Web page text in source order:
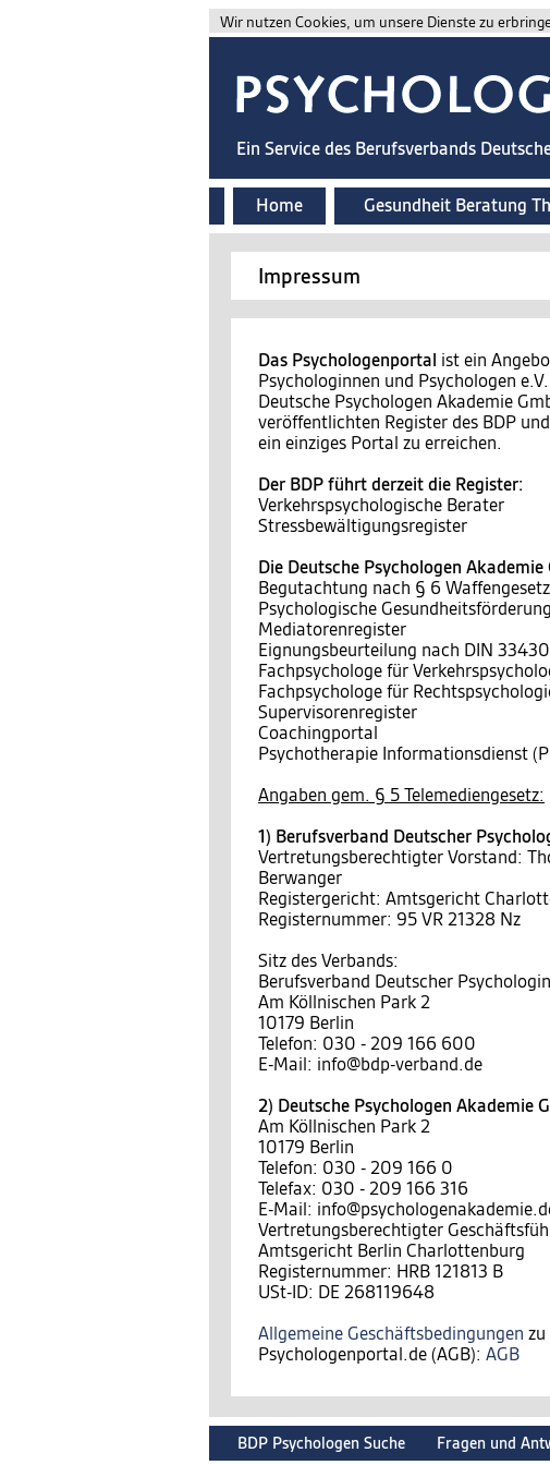
Wir nutzen Cookies, um unsere Dienste zu
Ein Service des Berufsverbands
Home Gesundheit Beratung
Impressum
Das Psychologenportal ist ein
Psychologinnen und Psychologen
Deutsche Psychologen Akademie
veröffentlichten Register des BDP
ein einziges Portal zu erreichen.
Der BDP führt derzeit die Register:
Verkehrspsychologische Berater
Stressbewältigungsregister
Die Deutsche Psychologen
Begutachtung nach § 6 Waffengesetz
Psychologische Gesundheitsförderung
Mediatorenregister
Eignungsbeurteilung nach DIN 33430
Fachpsychologe für
Fachpsychologe für
Supervisorenregister
Coachingportal
Psychotherapie Informationsdienst
Angaben gem. § 5 Telemediengesetz:
1) Berufsverband Deutscher
Vertretungsberechtigter Vorstand:
Berwanger
Registergericht: Amtsgericht
Registernummer: 95 VR 21328 Nz
Sitz des Verbands:
Berufsverband Deutscher
Am Köllnischen Park 2
10179 Berlin
Telefon: 030 - 209 166 600
E-Mail: info@bdp-verband.de
2) Deutsche Psychologen Akademie
Am Köllnischen Park 2
10179 Berlin
Telefon: 030 - 209 166 0
Telefax: 030 - 209 166 316
E-Mail:
Vertretungsberechtigter
Amtsgericht Berlin Charlottenburg
Registernummer: HRB 121813 B
USt-ID: DE 268119648
Allgemeine Geschäftsbedingungen zu
Psychologenportal.de (AGB): AGB
BDP Psychologen Suche Fragen und